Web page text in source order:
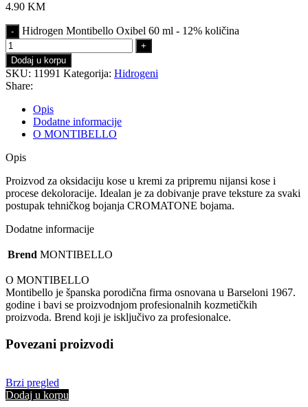
4.90 KM
Hidrogen Montibello Oxibel 60 ml - 12% količina
Dodaj u korpu
SKU: 11991 Kategorija: Hidrogeni
Share:
Opis
Dodatne informacije
O MONTIBELLO
Opis
Proizvod za oksidaciju kose u kremi za pripremu nijansi kose i
procese dekoloracije. Idealan je za dobivanje prave teksture za svaki
postupak tehničkog bojanja CROMATONE bojama.
Dodatne informacije
Brend MONTIBELLO
O MONTIBELLO
Montibello je španska porodična firma osnovana u Barseloni 1967.
godine i bavi se proizvodnjom profesionalnih kozmetičkih
proizvoda. Brend koji je isključivo za profesionalce.
Povezani proizvodi
Brzi pregled
Dodaj u korpu